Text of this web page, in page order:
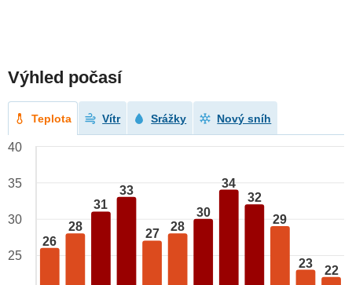
Výhled počasí
Teplota Vítr Srážky Nový sníh
26
28
31
33
27
28
30
34
32
29
23
22
40
35
30
25